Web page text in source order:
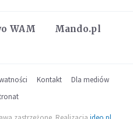
WAM
Mando.pl
Kontakt
Dla mediów